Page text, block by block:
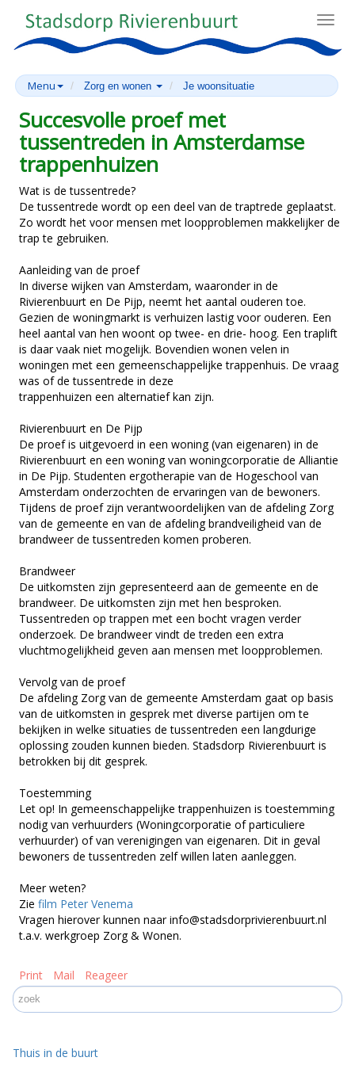
Menu Zorg en wonen Je woonsituatie
Succesvolle proef met
tussentreden in Amsterdamse
trappenhuizen
Wat is de tussentrede?
De tussentrede wordt op een deel van de traptrede geplaatst.
Zo wordt het voor mensen met loopproblemen makkelijker de
trap te gebruiken.
Aanleiding van de proef
In diverse wijken van Amsterdam, waaronder in de
Rivierenbuurt en De Pijp, neemt het aantal ouderen toe.
Gezien de woningmarkt is verhuizen lastig voor ouderen. Een
heel aantal van hen woont op twee- en drie- hoog. Een traplift
is daar vaak niet mogelijk. Bovendien wonen velen in
woningen met een gemeenschappelijke trappenhuis. De vraag
was of de tussentrede in deze
trappenhuizen een alternatief kan zijn.
Rivierenbuurt en De Pijp
De proef is uitgevoerd in een woning (van eigenaren) in de
Rivierenbuurt en een woning van woningcorporatie de Alliantie
in De Pijp. Studenten ergotherapie van de Hogeschool van
Amsterdam onderzochten de ervaringen van de bewoners.
Tijdens de proef zijn verantwoordelijken van de afdeling Zorg
van de gemeente en van de afdeling brandveiligheid van de
brandweer de tussentreden komen proberen.
Brandweer
De uitkomsten zijn gepresenteerd aan de gemeente en de
brandweer. De uitkomsten zijn met hen besproken.
Tussentreden op trappen met een bocht vragen verder
onderzoek. De brandweer vindt de treden een extra
vluchtmogelijkheid geven aan mensen met loopproblemen.
Vervolg van de proef
De afdeling Zorg van de gemeente Amsterdam gaat op basis
van de uitkomsten in gesprek met diverse partijen om te
bekijken in welke situaties de tussentreden een langdurige
oplossing zouden kunnen bieden. Stadsdorp Rivierenbuurt is
betrokken bij dit gesprek.
Toestemming
Let op! In gemeenschappelijke trappenhuizen is toestemming
nodig van verhuurders (Woningcorporatie of particuliere
verhuurder) of van verenigingen van eigenaren. Dit in geval
bewoners de tussentreden zelf willen laten aanleggen.
Meer weten?
Zie film Peter Venema
Vragen hierover kunnen naar info@stadsdorprivierenbuurt.nl
t.a.v. werkgroep Zorg & Wonen.
Print Mail Reageer
Thuis in de buurt